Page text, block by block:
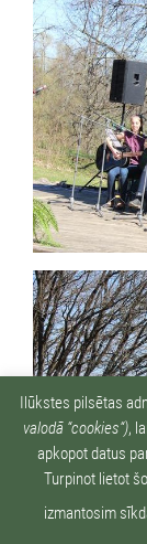
Ilūkstes pilsētas
valodā “cookies“),
apkopot datus
Turpinot lietot
izmantosim